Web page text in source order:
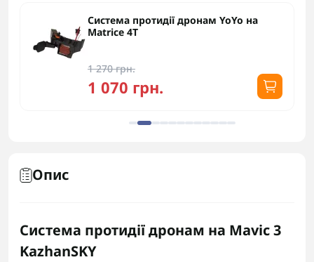
Система протидії дронам YoYo на
Matrice 4T
1 270 грн.
1 070 грн.
Опис
Система протидії дронам на Mavic 3
KazhanSKY